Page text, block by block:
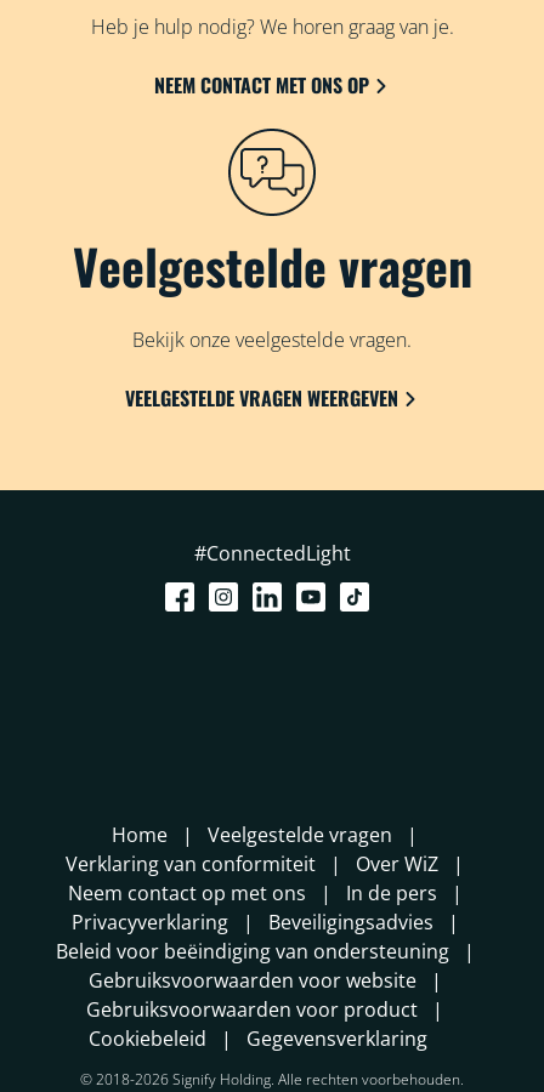
Heb je hulp nodig? We horen graag van je.
NEEM CONTACT MET ONS OP
Veelgestelde vragen
Bekijk onze veelgestelde vragen.
VEELGESTELDE VRAGEN WEERGEVEN
#ConnectedLight
Home
Veelgestelde vragen
Verklaring van conformiteit
Over WiZ
Neem contact op met ons
In de pers
Privacyverklaring
Beveiligingsadvies
Beleid voor beëindiging van ondersteuning
Gebruiksvoorwaarden voor website
Gebruiksvoorwaarden voor product
Cookiebeleid
Gegevensverklaring
© 2018-2026 Signify Holding. Alle rechten voorbehouden.